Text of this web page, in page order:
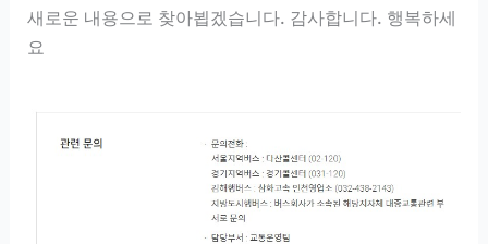
새로운 내용으로 찾아뵙겠습니다. 감사합니다. 행복하세
요